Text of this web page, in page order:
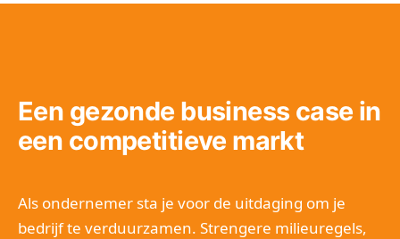
Een gezonde business case in
een competitieve markt
Als ondernemer sta je voor de uitdaging om je
bedrijf te verduurzamen. Strengere milieuregels,